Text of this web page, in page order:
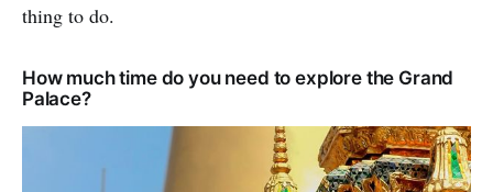
thing to do.
How much time do you need to explore the Grand
Palace?